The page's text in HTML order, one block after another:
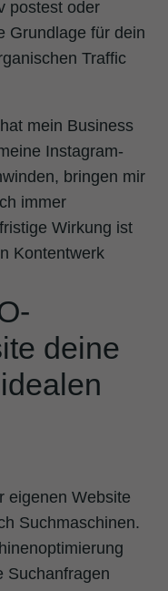
postest oder
Grundlage für dein
Traffic
mein Business
Instagram-
bringen mir
immer
Wirkung ist
Kontentwerk
deine
eigenen Website
Suchmaschinen.
Suchanfragen